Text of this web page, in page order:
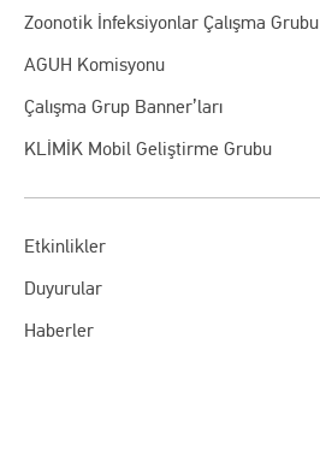
Zoonotik İnfeksiyonlar Çalışma Grubu
AGUH Komisyonu
Çalışma Grup Banner’ları
KLİMİK Mobil Geliştirme Grubu
Etkinlikler
Duyurular
Haberler